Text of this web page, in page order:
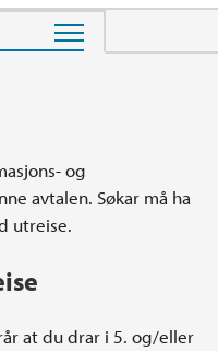
og
avtalen. Søkar må ha
utreise.
at du drar i 5. og/eller